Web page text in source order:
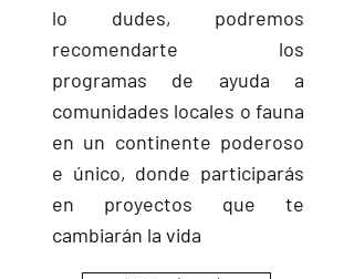
lo dudes, podremos
recomendarte los
programas de ayuda a
comunidades locales o fauna
en un continente poderoso
e único, donde participarás
en proyectos que te
cambiarán la vida